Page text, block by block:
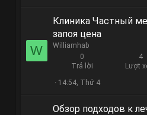
W
Клиника Частный
запоя цена
Williamhab
0
Trả lời
4
Lượt
14:54, Thứ 4
Обзор подходов к